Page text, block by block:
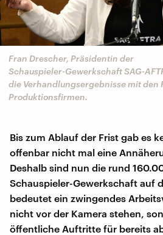
Fran Drescher, Präsidentin der
Schauspieler-Gewerkschaft SAG-
die Verhandlungsergebnisse mit den
Produktionsfirmen.
Bis zum Ablauf der Frist gab es
offenbar nicht mal eine
Deshalb sind nun die rund
Schauspieler-Gewerkschaft auf
bedeutet ein zwingendes
nicht vor der Kamera stehen,
öffentliche Auftritte für bereits